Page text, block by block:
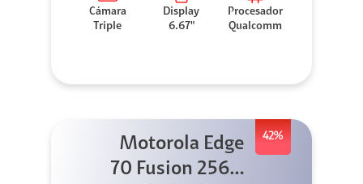
Cámara
Triple
Display
6.67"
Procesador
Qualcomm
42%
Motorola Edge
70 Fusion 256GB